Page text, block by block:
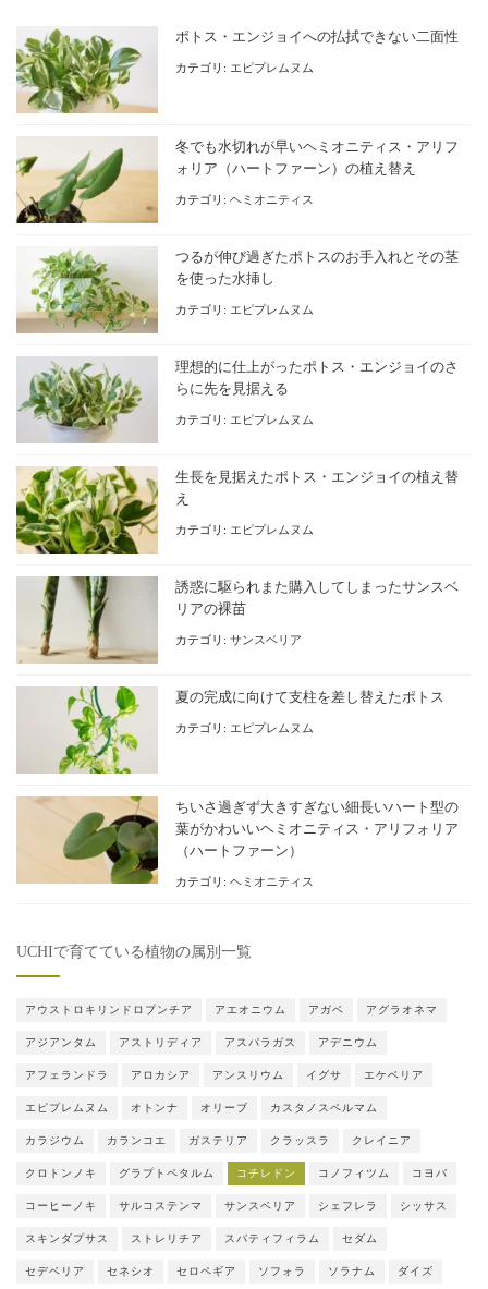
ポトス・エンジョイへの払拭できない二面性
カテゴリ: エピプレムヌム
冬でも水切れが早いヘミオニティス・アリフ
ォリア（ハートファーン）の植え替え
カテゴリ: ヘミオニティス
つるが伸び過ぎたポトスのお手入れとその茎
を使った水挿し
カテゴリ: エピプレムヌム
理想的に仕上がったポトス・エンジョイのさ
らに先を見据える
カテゴリ: エピプレムヌム
生長を見据えたポトス・エンジョイの植え替
え
カテゴリ: エピプレムヌム
誘惑に駆られまた購入してしまったサンスベ
リアの裸苗
カテゴリ: サンスベリア
夏の完成に向けて支柱を差し替えたポトス
カテゴリ: エピプレムヌム
ちいさ過ぎず大きすぎない細長いハート型の
葉がかわいいヘミオニティス・アリフォリア
（ハートファーン）
カテゴリ: ヘミオニティス
UCHIで育てている植物の属別一覧
アウストロキリンドロプンチア アエオニウム アガベ アグラオネマ
アジアンタム アストリディア アスパラガス アデニウム
アフェランドラ アロカシア アンスリウム イグサ エケベリア
エピプレムヌム オトンナ オリーブ カスタノスペルマム
カラジウム カランコエ ガステリア クラッスラ クレイニア
クロトンノキ グラプトペタルム コチレドン コノフィツム コヨバ
コーヒーノキ サルコステンマ サンスベリア シェフレラ シッサス
スキンダプサス ストレリチア スパティフィラム セダム
セデベリア セネシオ セロペギア ソフォラ ソラナム ダイズ